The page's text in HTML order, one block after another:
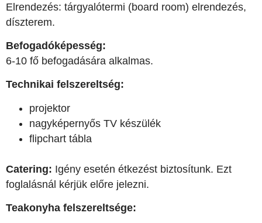
Elrendezés: tárgyalótermi (board room) elrendezés,
díszterem.
Befogadóképesség:
6-10 fő befogadására alkalmas.
Technikai felszereltség:
projektor
nagyképernyős TV készülék
flipchart tábla
Catering: Igény esetén étkezést biztosítunk. Ezt
foglalásnál kérjük előre jelezni.
Teakonyha felszereltsége: